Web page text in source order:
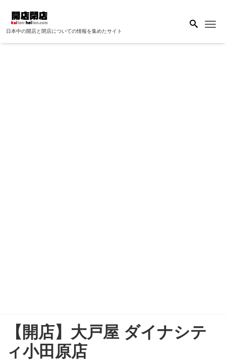
日本中の開店と閉店についての情報を集めたサイト
【開店】大戸屋 ダイナシテ
ィ小田原店